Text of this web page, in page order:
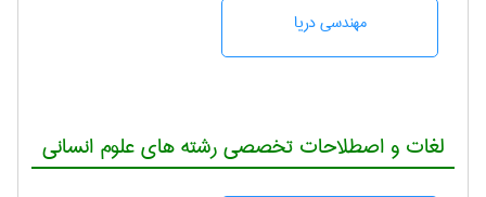
مهندسی دریا
لغات و اصطلاحات تخصصی رشته های علوم انسانی